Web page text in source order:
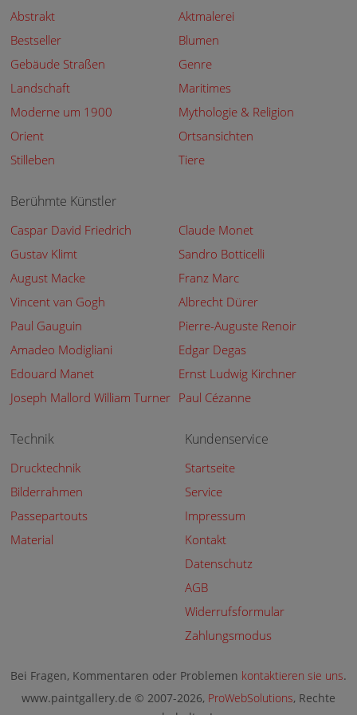
Abstrakt
Aktmalerei
Bestseller
Blumen
Gebäude Straßen
Genre
Landschaft
Maritimes
Moderne um 1900
Mythologie & Religion
Orient
Ortsansichten
Stilleben
Tiere
Berühmte Künstler
Caspar David Friedrich
Claude Monet
Gustav Klimt
Sandro Botticelli
August Macke
Franz Marc
Vincent van Gogh
Albrecht Dürer
Paul Gauguin
Pierre-Auguste Renoir
Amadeo Modigliani
Edgar Degas
Edouard Manet
Ernst Ludwig Kirchner
Joseph Mallord William Turner Paul Cézanne
Technik
Drucktechnik
Bilderrahmen
Passepartouts
Material
Kundenservice
Startseite
Service
Impressum
Kontakt
Datenschutz
AGB
Widerrufsformular
Zahlungsmodus
Bei Fragen, Kommentaren oder Problemen kontaktieren sie uns.
www.paintgallery.de © 2007-2026, ProWebSolutions, Rechte